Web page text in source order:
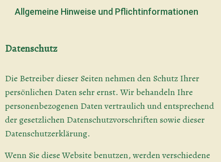
Allgemeine Hinweise und Pflichtinformationen
Datenschutz
Die Betreiber dieser Seiten nehmen den Schutz Ihrer
persönlichen Daten sehr ernst. Wir behandeln Ihre
personenbezogenen Daten vertraulich und entsprechend
der gesetzlichen Datenschutzvorschriften sowie dieser
Datenschutzerklärung.
Wenn Sie diese Website benutzen, werden verschiedene